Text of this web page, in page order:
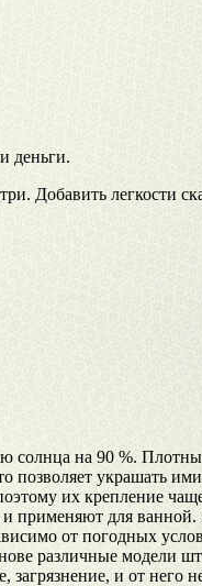
деньги.
Добавить легкости
солнца на 90 %.
позволяет украшать
их крепление
применяют для ванной.
от погодных
различные модели
и от него